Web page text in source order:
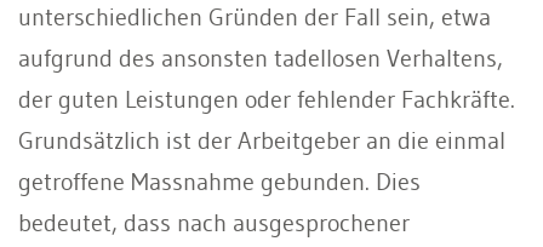
unterschiedlichen Gründen der Fall sein, etwa
aufgrund des ansonsten tadellosen Verhaltens,
der guten Leistungen oder fehlender Fachkräfte.
Grundsätzlich ist der Arbeitgeber an die einmal
getroffene Massnahme gebunden. Dies
bedeutet, dass nach ausgesprochener